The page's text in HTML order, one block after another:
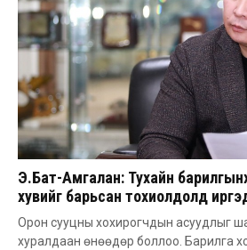
Э.Бат-Амгалан: Тухайн
хувийг барьсан тохиолдолд
авдаг болгоно
Орон сууцны хохирогчдын асуудлыг
хуралдаан өнөөдөр боллоо. Барилга